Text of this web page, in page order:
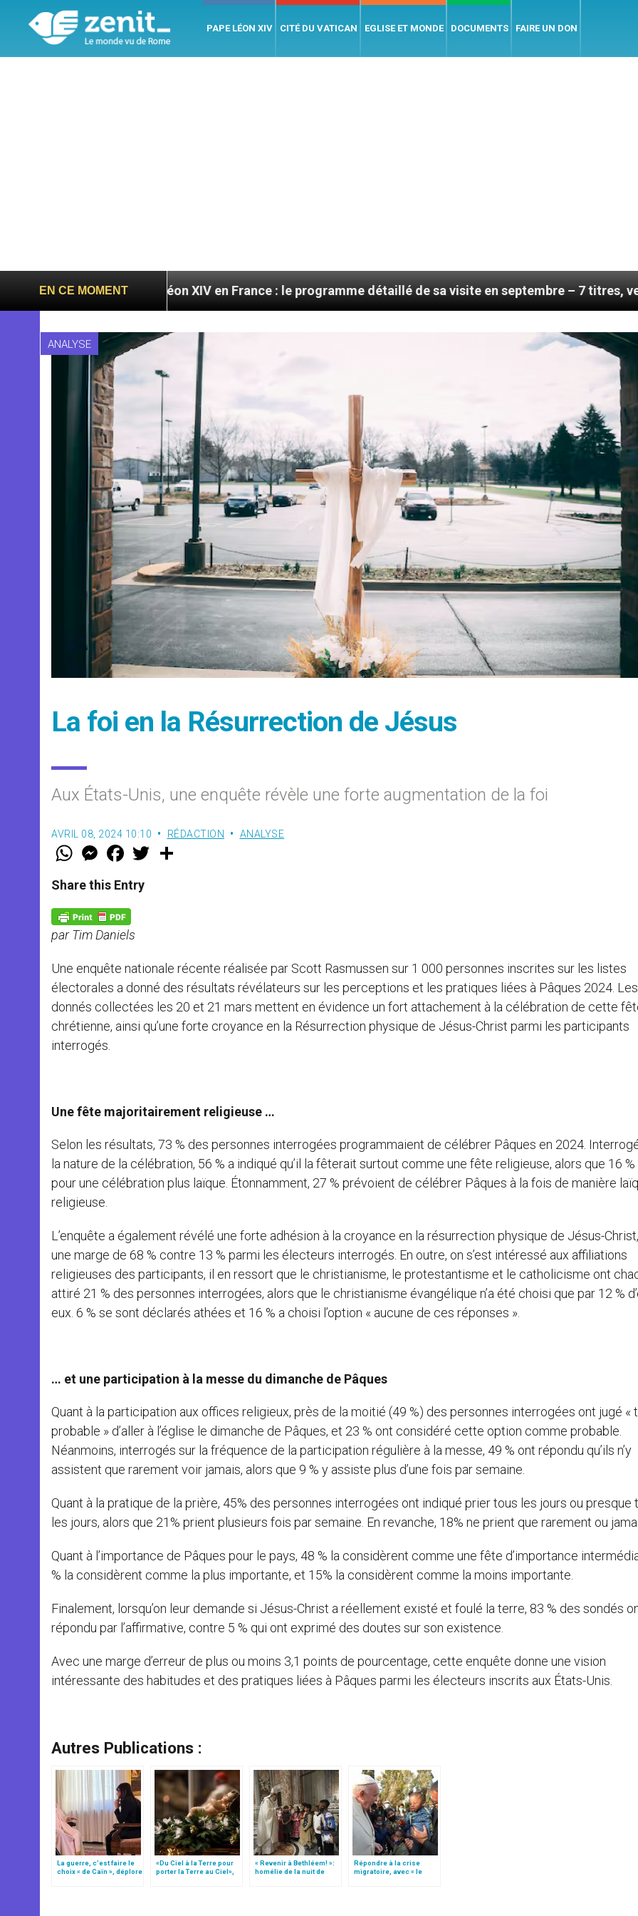
PAPE LÉON XIV CITÉ DU VATICAN EGLISE ET MONDE DOCUMENTS FAIRE UN DON
EN CE MOMENT
Léon XIV en France : le programme détaillé de sa visite en septembre – 7 titres, vendredi 7 août
ANALYSE
La foi en la Résurrection de Jésus
Aux États-Unis, une enquête révèle une forte augmentation de la foi
AVRIL 08, 2024 10:10 RÉDACTION ANALYSE
W
t
s
p
p
M
e
s
e
g
e
r
F
a
e
b
o
k
w
Share this Entry
par Tim Daniels
Une enquête nationale récente réalisée par Scott Rasmussen sur 1 000 personnes inscrites sur les listes
électorales a donné des résultats révélateurs sur les perceptions et les pratiques liées à Pâques 2024. Les
donnés collectées les 20 et 21 mars mettent en évidence un fort attachement à la célébration de cette
chrétienne, ainsi qu’une forte croyance en la Résurrection physique de Jésus-Christ parmi les participants
interrogés.
Une fête majoritairement religieuse …
Selon les résultats, 73 % des personnes interrogées programmaient de célébrer Pâques en 2024.
la nature de la célébration, 56 % a indiqué qu’il la fêterait surtout comme une fête religieuse, alors que 16
pour une célébration plus laïque. Étonnamment, 27 % prévoient de célébrer Pâques à la fois de manière
religieuse.
L’enquête a également révélé une forte adhésion à la croyance en la résurrection physique de Jésus-
une marge de 68 % contre 13 % parmi les électeurs interrogés. En outre, on s’est intéressé aux affiliations
religieuses des participants, il en ressort que le christianisme, le protestantisme et le catholicisme ont
attiré 21 % des personnes interrogées, alors que le christianisme évangélique n’a été choisi que par 12 %
eux. 6 % se sont déclarés athées et 16 % a choisi l’option « aucune de ces réponses ».
… et une participation à la messe du dimanche de Pâques
Quant à la participation aux offices religieux, près de la moitié (49 %) des personnes interrogées ont jugé «
probable » d’aller à l’église le dimanche de Pâques, et 23 % ont considéré cette option comme probable.
Néanmoins, interrogés sur la fréquence de la participation régulière à la messe, 49 % ont répondu qu’ils n’y
assistent que rarement voir jamais, alors que 9 % y assiste plus d’une fois par semaine.
Quant à la pratique de la prière, 45% des personnes interrogées ont indiqué prier tous les jours ou presque
les jours, alors que 21% prient plusieurs fois par semaine. En revanche, 18% ne prient que rarement ou
Quant à l’importance de Pâques pour le pays, 48 % la considèrent comme une fête d’importance
% la considèrent comme la plus importante, et 15% la considèrent comme la moins importante.
Finalement, lorsqu’on leur demande si Jésus-Christ a réellement existé et foulé la terre, 83 % des sondés
répondu par l’affirmative, contre 5 % qui ont exprimé des doutes sur son existence.
Avec une marge d’erreur de plus ou moins 3,1 points de pourcentage, cette enquête donne une vision
intéressante des habitudes et des pratiques liées à Pâques parmi les électeurs inscrits aux États-Unis.
Autres Publications :
La guerre, c’est faire le
choix « de Caïn », déplore
«Du Ciel à la Terre pour
porter la Terre au Ciel»,
« Revenir à Bethléem! »:
homélie de la nuit de
Noël (texte complet)
Répondre à la crise
migratoire, avec « le